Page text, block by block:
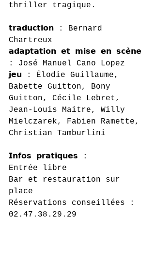
thriller tragique.
𝘁𝗿𝗮𝗱𝘂𝗰𝘁𝗶𝗼𝗻 : Bernard
Chartreux
𝗮𝗱𝗮𝗽𝘁𝗮𝘁𝗶𝗼𝗻 𝗲𝘁 𝗺𝗶𝘀𝗲 𝗲𝗻 𝘀𝗰𝗲̀𝗻𝗲
: José Manuel Cano Lopez
𝗷𝗲𝘂 : Élodie Guillaume,
Babette Guitton, Bony
Guitton, Cécile Lebret,
Jean-Louis Maitre, Willy
Mielczarek, Fabien Ramette,
Christian Tamburlini
𝗜𝗻𝗳𝗼𝘀 𝗽𝗿𝗮𝘁𝗶𝗾𝘂𝗲𝘀 :
Entrée libre
Bar et restauration sur
place
Réservations conseillées :
02.47.38.29.29